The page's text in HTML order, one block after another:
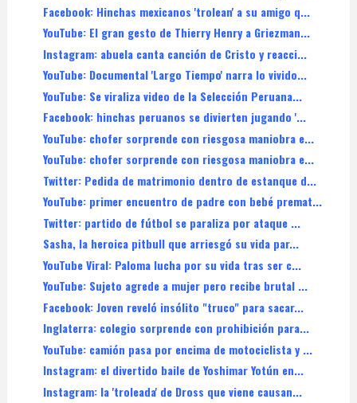
Facebook: Hinchas mexicanos 'trolean' a su amigo q...
YouTube: El gran gesto de Thierry Henry a Griezman...
Instagram: abuela canta canción de Cristo y reacci...
YouTube: Documental 'Largo Tiempo' narra lo vivido...
YouTube: Se viraliza video de la Selección Peruana...
Facebook: hinchas peruanos se divierten jugando '...
YouTube: chofer sorprende con riesgosa maniobra e...
YouTube: chofer sorprende con riesgosa maniobra e...
Twitter: Pedida de matrimonio dentro de estanque d...
YouTube: primer encuentro de padre con bebé premat...
Twitter: partido de fútbol se paraliza por ataque ...
Sasha, la heroica pitbull que arriesgó su vida par...
YouTube Viral: Paloma lucha por su vida tras ser c...
YouTube: Sujeto agrede a mujer pero recibe brutal ...
Facebook: Joven reveló insólito "truco" para sacar...
Inglaterra: colegio sorprende con prohibición para...
YouTube: camión pasa por encima de motociclista y ...
Instagram: el divertido baile de Yoshimar Yotún en...
Instagram: la 'troleada' de Dross que viene causan...